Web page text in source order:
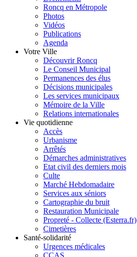
Roncq en Métropole
Photos
Vidéos
Publications
Agenda
Votre Ville
Découvrir Roncq
Le Conseil Municipal
Permanences des élus
Décisions municipales
Les services municipaux
Mémoire de la Ville
Relations internationales
Vie quotidienne
Accès
Urbanisme
Arrêtés
Démarches administratives
Etat civil des derniers mois
Culte
Marché Hebdomadaire
Services aux séniors
Cartographie du bruit
Restauration Municipale
Propreté - Collecte (Esterra.fr)
Cimetières
Santé-solidarité
Urgences médicales
CCAS